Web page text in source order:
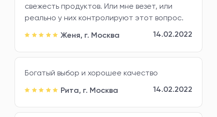
свежесть продуктов. Или мне везет, или
реально у них контролируют этот вопрос.
Женя, г. Москва 14.02.2022
Богатый выбор и хорошее качество
Рита, г. Москва 14.02.2022